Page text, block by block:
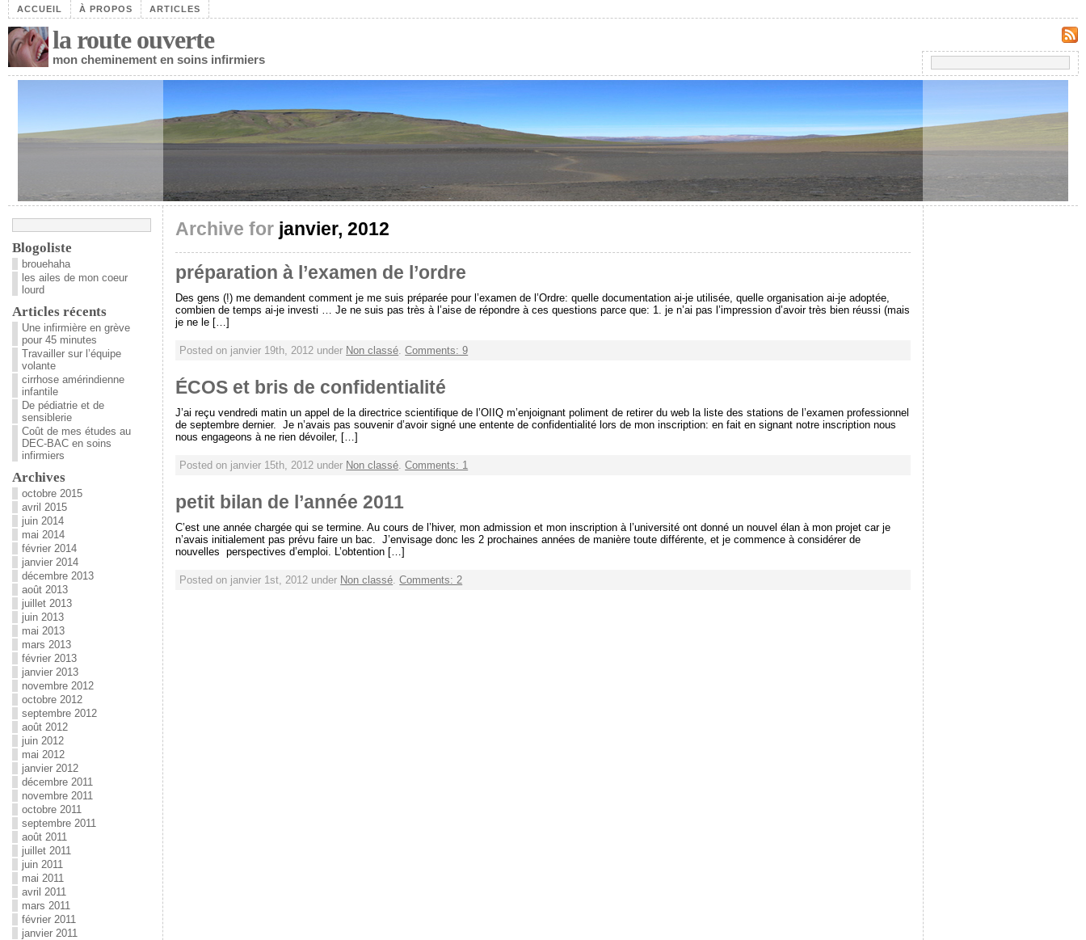
ACCUEIL À PROPOS ARTICLES
la route ouverte
mon cheminement en soins infirmiers
Archive for janvier, 2012
préparation à l’examen de l’ordre
Des gens (!) me demandent comment je me suis préparée pour l’examen de l’Ordre: quelle documentation ai-je utilisée, quelle organisation ai-je adoptée,
combien de temps ai-je investi … Je ne suis pas très à l’aise de répondre à ces questions parce que: 1. je n’ai pas l’impression d’avoir très bien réussi (mais
je ne le […]
Posted on janvier 19th, 2012 under Non classé.Comments: 9
ÉCOS et bris de confidentialité
J’ai reçu vendredi matin un appel de la directrice scientifique de l’OIIQ m’enjoignant poliment de retirer du web la liste des stations de l’examen professionnel
de septembre dernier. Je n’avais pas souvenir d’avoir signé une entente de confidentialité lors de mon inscription: en fait en signant notre inscription nous
nous engageons à ne rien dévoiler, […]
Posted on janvier 15th, 2012 under Non classé.Comments: 1
petit bilan de l’année 2011
C’est une année chargée qui se termine. Au cours de l’hiver, mon admission et mon inscription à l’université ont donné un nouvel élan à mon projet car je
n’avais initialement pas prévu faire un bac. J’envisage donc les 2 prochaines années de manière toute différente, et je commence à considérer de
nouvelles perspectives d’emploi. L’obtention […]
Posted on janvier 1st, 2012 under Non classé.Comments: 2
Blogoliste
brouehaha
les ailes de mon coeur
lourd
Articles récents
Une infirmière en grève
pour 45 minutes
Travailler sur l’équipe
volante
cirrhose amérindienne
infantile
De pédiatrie et de
sensiblerie
Coût de mes études au
DEC-BAC en soins
infirmiers
Archives
octobre 2015
avril 2015
juin 2014
mai 2014
février 2014
janvier 2014
décembre 2013
août 2013
juillet 2013
juin 2013
mai 2013
mars 2013
février 2013
janvier 2013
novembre 2012
octobre 2012
septembre 2012
août 2012
juin 2012
mai 2012
janvier 2012
décembre 2011
novembre 2011
octobre 2011
septembre 2011
août 2011
juillet 2011
juin 2011
mai 2011
avril 2011
mars 2011
février 2011
janvier 2011